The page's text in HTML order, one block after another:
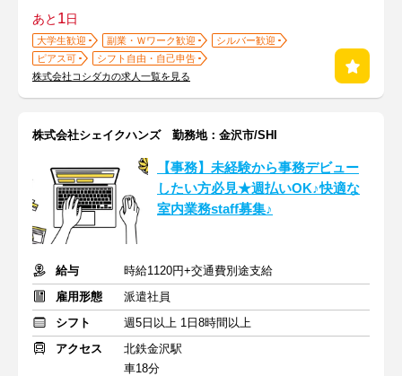
あと 1日
大学生歓迎 副業・Ｗワーク歓迎
シルバー歓迎
ピアス可
シフト自由・自己申告
株式会社コシダカの求人一覧を見る
株式会社シェイクハンズ 勤務地：金沢市/SHI
【事務】未経験から事務デビュー
したい方必見★週払いOK♪快適な
室内業務staff募集♪
給与
時給1120円+交通費別途支給
雇用形態
派遣社員
シフト
週5日以上 1日8時間以上
アクセス
北鉄金沢駅
車18分